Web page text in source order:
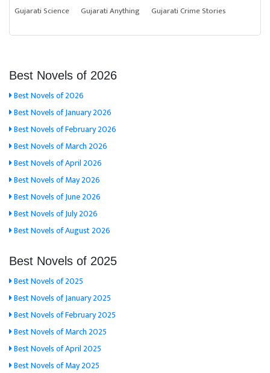
Gujarati Science
Gujarati Anything Gujarati Crime Stories
Best Novels of 2026
Best Novels of 2026
Best Novels of January 2026
Best Novels of February 2026
Best Novels of March 2026
Best Novels of April 2026
Best Novels of May 2026
Best Novels of June 2026
Best Novels of July 2026
Best Novels of August 2026
Best Novels of 2025
Best Novels of 2025
Best Novels of January 2025
Best Novels of February 2025
Best Novels of March 2025
Best Novels of April 2025
Best Novels of May 2025